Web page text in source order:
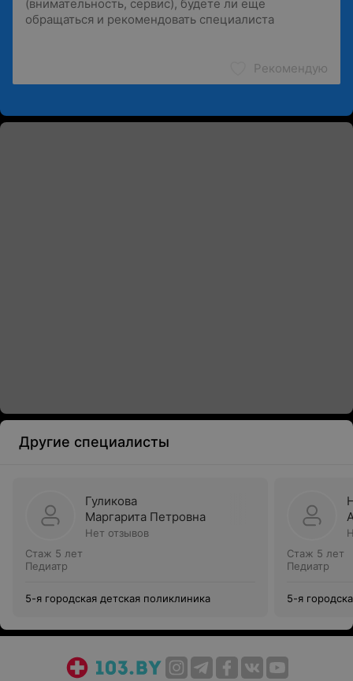
Рекомендую
Другие специалисты
Гуликова
Маргарита Петровна
Нет отзывов
Стаж 5 лет
Педиатр
5-я городская детская поликлиника
Стаж 5 лет
Педиатр
5-я